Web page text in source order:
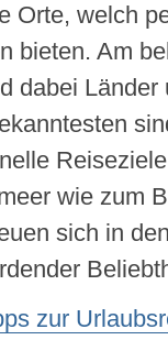
Orte, welch
bieten. Am
dabei Länder
wie zum
sich in
zur